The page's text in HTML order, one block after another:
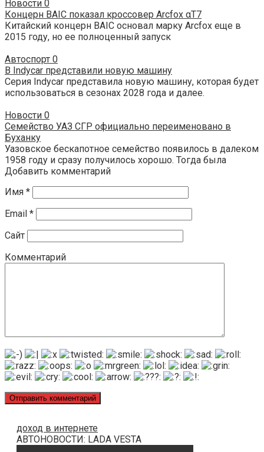
Новости 0
Концерн BAIC показал кроссовер Arcfox αT7
Китайский концерн BAIC основал марку Arcfox еще в
2015 году, но ее полноценный запуск
Автоспорт 0
В Indycar представили новую машину
Серия Indycar представила новую машину, которая будет
использоваться в сезонах 2028 года и далее.
Новости 0
Семейство УАЗ СГР официально переименовано в
Буханку
Уазовское бескапотное семейство появилось в далеком
1958 году и сразу получилось хорошо. Тогда была
Добавить комментарий
Имя *
Email *
Сайт
Комментарий
доход в интернете
АВТОНОВОСТИ: LADA VESTA